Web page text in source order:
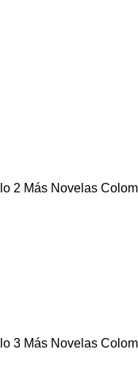
2 Más Novelas
3 Más Novelas